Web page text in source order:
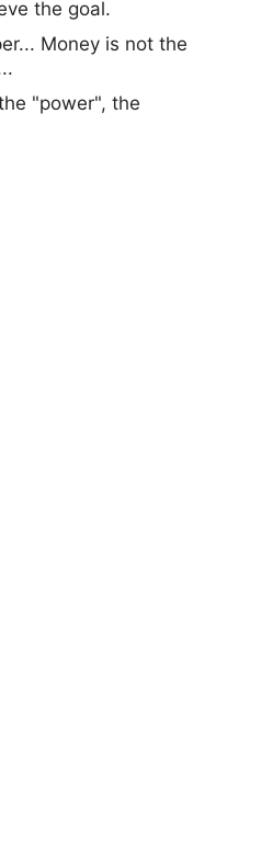
the goal.
Money is not the
"power", the